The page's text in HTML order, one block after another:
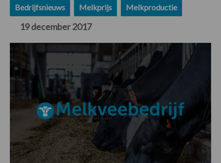
Bedrijfsnieuws Melkprijs Melkproductie
19 december 2017